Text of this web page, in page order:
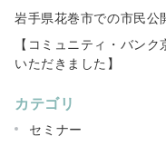
岩手県花巻市での市民公
【コミュニティ・バン
いただきました】
カテゴリ
セミナー